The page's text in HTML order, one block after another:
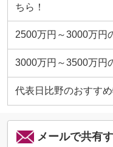
ちら！
2500万円～3000万円
3000万円～3500万円
代表日比野のおすす
メールで共有